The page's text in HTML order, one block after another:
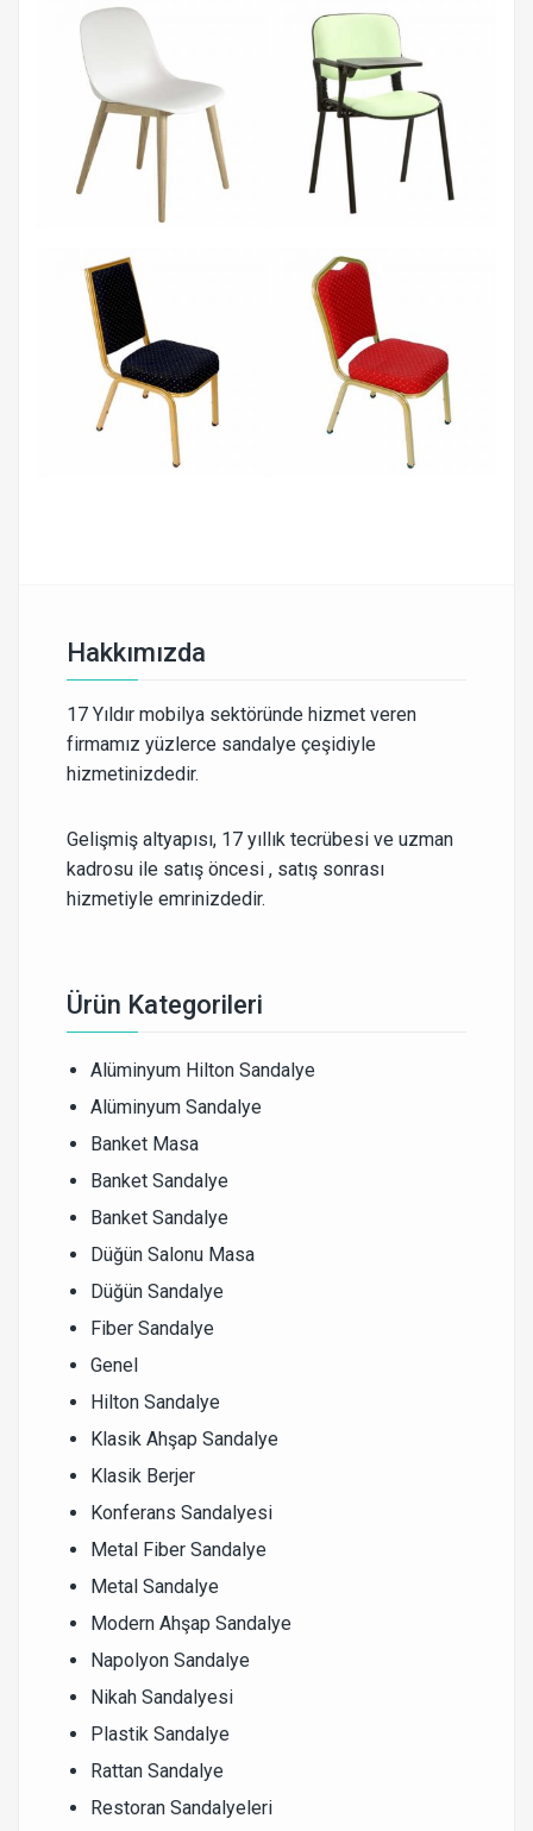
Hakkımızda
17 Yıldır mobilya sektöründe hizmet veren
firmamız yüzlerce sandalye çeşidiyle
hizmetinizdedir.
Gelişmiş altyapısı, 17 yıllık tecrübesi ve uzman
kadrosu ile satış öncesi , satış sonrası
hizmetiyle emrinizdedir.
Ürün Kategorileri
Alüminyum Hilton Sandalye
Alüminyum Sandalye
Banket Masa
Banket Sandalye
Banket Sandalye
Düğün Salonu Masa
Düğün Sandalye
Fiber Sandalye
Genel
Hilton Sandalye
Klasik Ahşap Sandalye
Klasik Berjer
Konferans Sandalyesi
Metal Fiber Sandalye
Metal Sandalye
Modern Ahşap Sandalye
Napolyon Sandalye
Nikah Sandalyesi
Plastik Sandalye
Rattan Sandalye
Restoran Sandalyeleri